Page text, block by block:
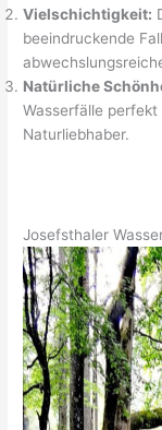
Vielschichtigkeit:
beeindruckende
Natürliche
Wasserfälle
Naturliebhaber.
Josefsthaler